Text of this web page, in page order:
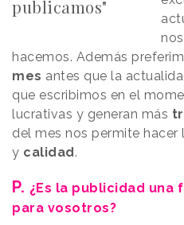
publicamos"
hacemos. Además
mes antes que la
que escribimos en el
lucrativas y generan más
del mes nos permite
y calidad .
P. ¿Es la publicidad una
para vosotros?